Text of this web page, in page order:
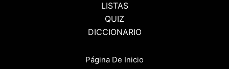
LISTAS
QUIZ
DICCIONARIO
Página De Inicio